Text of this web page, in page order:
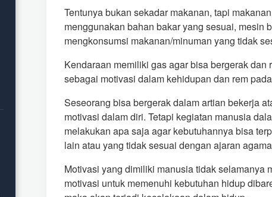
Tentunya bukan sekadar makanan, tapi
menggunakan bahan bakar yang sesuai, mesin
mengkonsumsi makanan/minuman yang tidak
Kendaraan memiliki gas agar bisa bergerak
sebagai motivasi dalam kehidupan dan rem
Seseorang bisa bergerak dalam artian bekerja
motivasi dalam diri. Tetapi kegiatan manusia
melakukan apa saja agar kebutuhannya bisa
lain atau yang tidak sesuai dengan ajaran
Motivasi yang dimiliki manusia tidak selamanya
motivasi untuk memenuhi kebutuhan hidup